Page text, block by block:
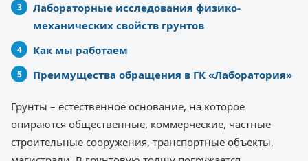
Лабораторные исследования физико-
механических свойств грунтов
Как мы работаем
Преимущества обращения в ГК «Лаборатория»
Грунты – естественное основание, на которое
опираются общественные, коммерческие, частные
строительные сооружения, транспортные объекты,